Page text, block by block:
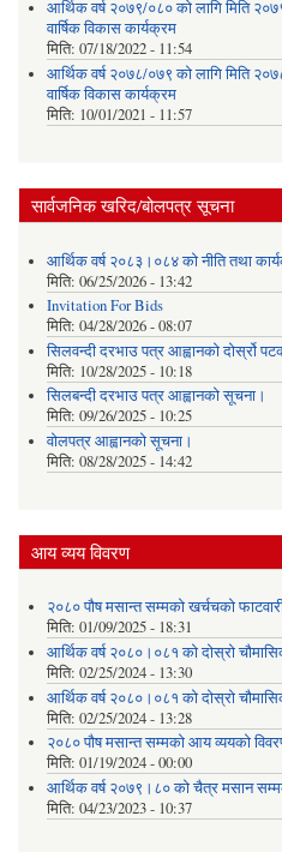
आर्थिक वर्ष २०७९/०८० को लागि मिति
वार्षिक विकास कार्यक्रम
मिति: 07/18/2022 - 11:54
आर्थिक वर्ष २०७८/०७९ को लागि मिति
वार्षिक विकास कार्यक्रम
मिति: 10/01/2021 - 11:57
सार्वजनिक खरिद/बोलपत्र सूचना
आर्थिक वर्ष २०८३।०८४ को नीति तथा
मिति: 06/25/2026 - 13:42
Invitation For Bids
मिति: 04/28/2026 - 08:07
सिलवन्दी दरभाउ पत्र आह्वानको दोर्स्रो
मिति: 10/28/2025 - 10:18
सिलबन्दी दरभाउ पत्र आह्वानको सूचना।
मिति: 09/26/2025 - 10:25
वोलपत्र आह्वानको सूचना।
मिति: 08/28/2025 - 14:42
आय व्यय विवरण
२०८० पौष मसान्त सम्मको खर्चचको
मिति: 01/09/2025 - 18:31
आर्थिक वर्ष २०८०।०८१ को दोस्रो
मिति: 02/25/2024 - 13:30
आर्थिक वर्ष २०८०।०८१ को दोस्रो
मिति: 02/25/2024 - 13:28
२०८० पौष मसान्त सम्मको आय व्ययको
मिति: 01/19/2024 - 00:00
आर्थिक वर्ष २०७९।८० को चैत्र मसान
मिति: 04/23/2023 - 10:37